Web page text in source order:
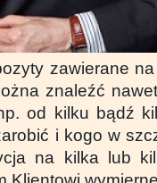
zawierane
znaleźć
od kilku bądź
i kogo w
na kilka lub